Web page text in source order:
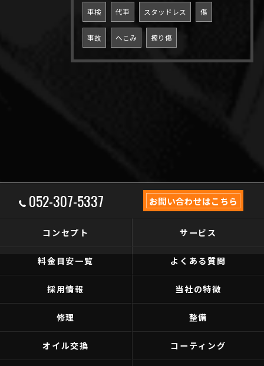
車検 代車 スタッドレス 傷
事故 へこみ 擦り傷
052-307-5337 お問い合わせはこちら
コンセプト サービス
料金目安一覧 よくある質問
採用情報 当社の特徴
修理 整備
オイル交換 コーティング